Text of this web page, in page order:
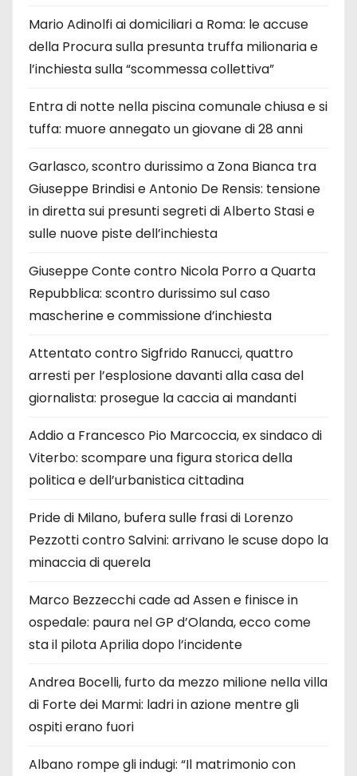
Mario Adinolfi ai domiciliari a Roma: le accuse
della Procura sulla presunta truffa milionaria e
l’inchiesta sulla “scommessa collettiva”
Entra di notte nella piscina comunale chiusa e si
tuffa: muore annegato un giovane di 28 anni
Garlasco, scontro durissimo a Zona Bianca tra
Giuseppe Brindisi e Antonio De Rensis: tensione
in diretta sui presunti segreti di Alberto Stasi e
sulle nuove piste dell’inchiesta
Giuseppe Conte contro Nicola Porro a Quarta
Repubblica: scontro durissimo sul caso
mascherine e commissione d’inchiesta
Attentato contro Sigfrido Ranucci, quattro
arresti per l’esplosione davanti alla casa del
giornalista: prosegue la caccia ai mandanti
Addio a Francesco Pio Marcoccia, ex sindaco di
Viterbo: scompare una figura storica della
politica e dell’urbanistica cittadina
Pride di Milano, bufera sulle frasi di Lorenzo
Pezzotti contro Salvini: arrivano le scuse dopo la
minaccia di querela
Marco Bezzecchi cade ad Assen e finisce in
ospedale: paura nel GP d’Olanda, ecco come
sta il pilota Aprilia dopo l’incidente
Andrea Bocelli, furto da mezzo milione nella villa
di Forte dei Marmi: ladri in azione mentre gli
ospiti erano fuori
Albano rompe gli indugi: “Il matrimonio con